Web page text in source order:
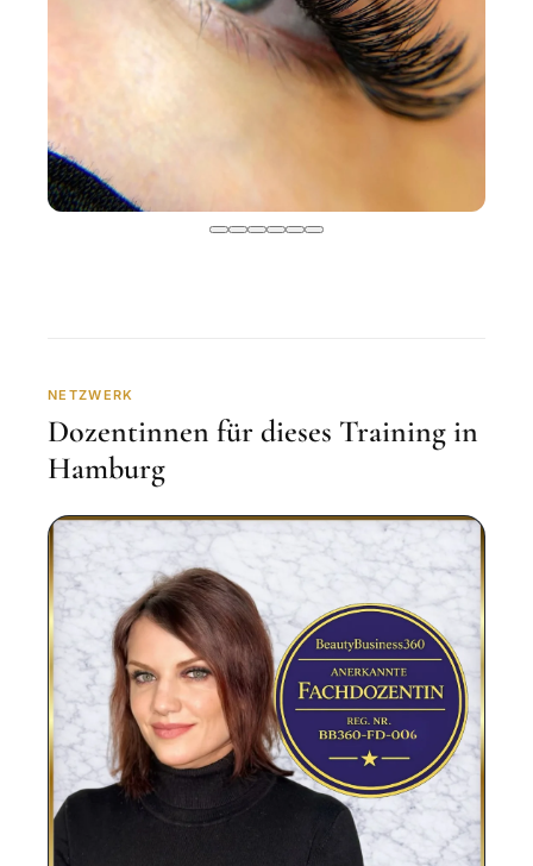
NETZWERK
Dozentinnen für dieses Training in
Hamburg